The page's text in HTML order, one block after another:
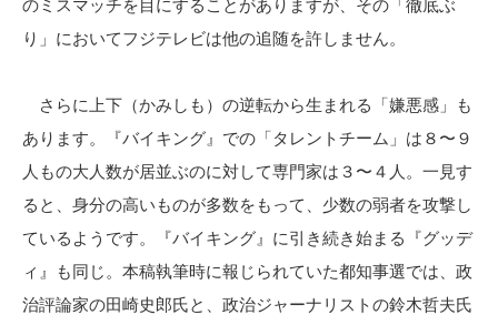
のミスマッチを目にすることがありますが、その「徹底ぶ
り」においてフジテレビは他の追随を許しません。
さらに上下（かみしも）の逆転から生まれる「嫌悪感」も
あります。『バイキング』での「タレントチーム」は８〜９
人もの大人数が居並ぶのに対して専門家は３〜４人。一見す
ると、身分の高いものが多数をもって、少数の弱者を攻撃し
ているようです。『バイキング』に引き続き始まる『グッデ
ィ』も同じ。本稿執筆時に報じられていた都知事選では、政
治評論家の田崎史郎氏と、政治ジャーナリストの鈴木哲夫氏